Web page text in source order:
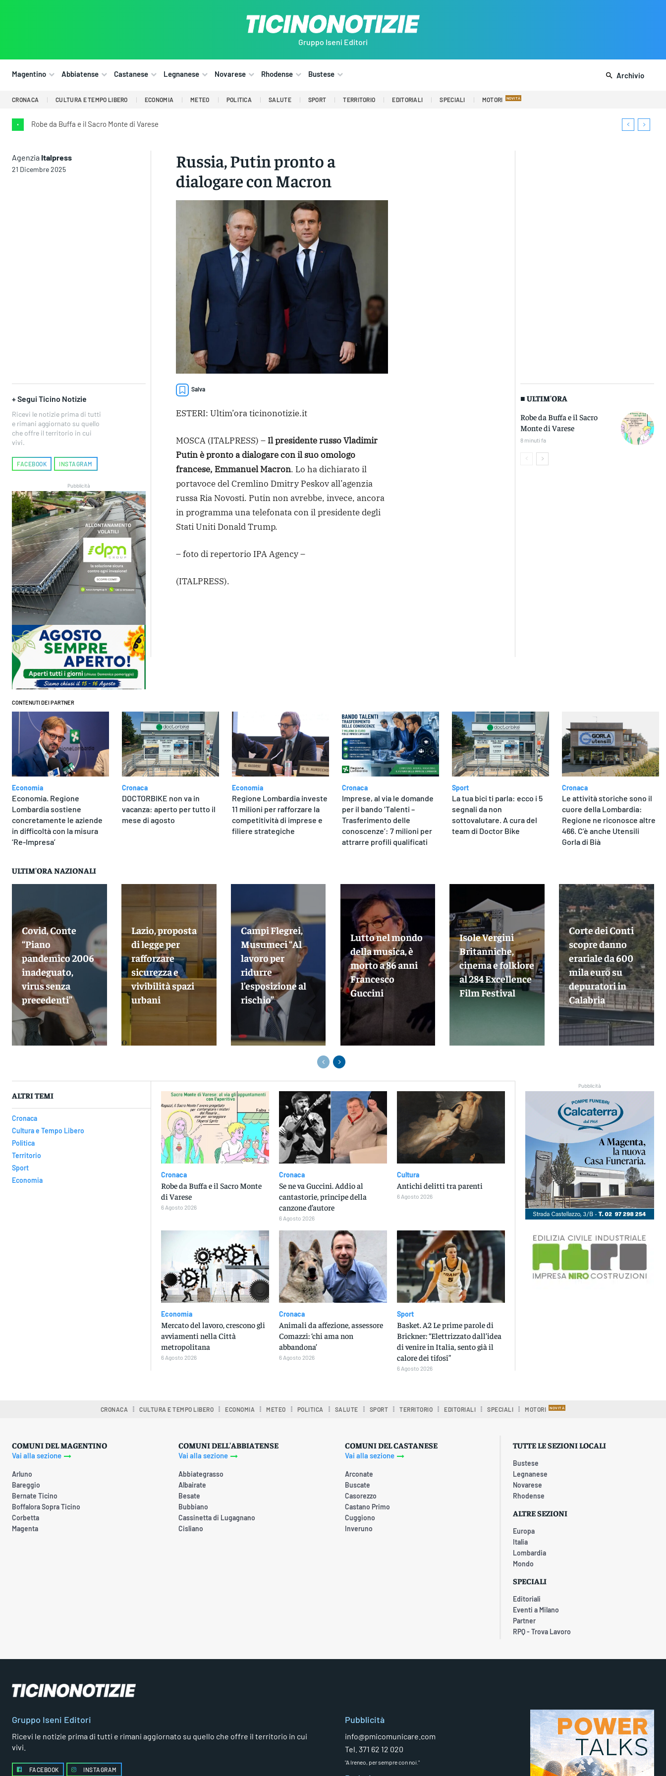
Gruppo Iseni Editori
Magentino Abbiatense Castanese Legnanese Novarese Rhodense Bustese Archivio
CRONACA CULTURA E TEMPO LIBERO ECONOMIA METEO POLITICA SALUTE SPORT TERRITORIO EDITORIALI SPECIALI MOTORI
• Robe da Buffa e il Sacro Monte di Varese
Agenzia Italpress
21 Dicembre 2025
Russia, Putin pronto a
dialogare con Macron
+ Segui Ticino Notizie
Ricevi le notizie prima di tutti
e rimani aggiornato su quello
che offre il territorio in cui
vivi.
FACEBOOK INSTAGRAM
Pubblicità
Salva
ESTERI: Ultim’ora ticinonotizie.it
MOSCA (ITALPRESS) – Il presidente russo Vladimir
Putin è pronto a dialogare con il suo omologo
francese, Emmanuel Macron. Lo ha dichiarato il
portavoce del Cremlino Dmitry Peskov all’agenzia
russa Ria Novosti. Putin non avrebbe, invece, ancora
in programma una telefonata con il presidente degli
Stati Uniti Donald Trump.
– foto di repertorio IPA Agency –
(ITALPRESS).
■ ULTIM'ORA
Robe da Buffa e il Sacro
Monte di Varese
8 minuti fa
CONTENUTI DEI PARTNER
Economia
Economia. Regione
Lombardia sostiene
concretamente le aziende
in difficoltà con la misura
‘Re-Impresa’
Cronaca
DOCTORBIKE non va in
vacanza: aperto per tutto il
mese di agosto
Economia
Regione Lombardia investe
11 milioni per rafforzare la
competitività di imprese e
filiere strategiche
Cronaca
Imprese, al via le domande
per il bando ‘Talenti –
Trasferimento delle
conoscenze’: 7 milioni per
attrarre profili qualificati
Sport
La tua bici ti parla: ecco i 5
segnali da non
sottovalutare. A cura del
team di Doctor Bike
Cronaca
Le attività storiche sono il
cuore della Lombardia:
Regione ne riconosce altre
466. C’è anche Utensili
Gorla di Bià
ULTIM'ORA NAZIONALI
Covid, Conte
“Piano
pandemico 2006
inadeguato,
virus senza
precedenti”
Lazio, proposta
di legge per
rafforzare
sicurezza e
vivibilità spazi
urbani
Campi Flegrei,
Musumeci “Al
lavoro per
ridurre
l’esposizione al
rischio”
Lutto nel mondo
della musica, è
morto a 86 anni
Francesco
Guccini
Isole Vergini
Britanniche,
cinema e folklore
al 284 Excellence
Film Festival
Corte dei Conti
scopre danno
erariale da 600
mila euro su
depuratori in
Calabria
ALTRI TEMI
Cronaca
Cultura e Tempo Libero
Politica
Territorio
Sport
Economia
Cronaca
Robe da Buffa e il Sacro Monte
di Varese
6 Agosto 2026
Cronaca
Se ne va Guccini. Addio al
cantastorie, principe della
canzone d’autore
6 Agosto 2026
Cultura
Antichi delitti tra parenti
6 Agosto 2026
Economia
Mercato del lavoro, crescono gli
avviamenti nella Città
metropolitana
6 Agosto 2026
Cronaca
Animali da affezione, assessore
Comazzi: ‘chi ama non
abbandona’
6 Agosto 2026
Sport
Basket. A2 Le prime parole di
Brickner: “Elettrizzato dall’idea
di venire in Italia, sento già il
calore dei tifosi”
6 Agosto 2026
Pubblicità
CRONACA CULTURA E TEMPO LIBERO ECONOMIA METEO POLITICA SALUTE SPORT TERRITORIO EDITORIALI SPECIALI MOTORI
COMUNI DEL MAGENTINO
Vai alla sezione
Arluno
Bareggio
Bernate Ticino
Boffalora Sopra Ticino
Corbetta
Magenta
COMUNI DELL'ABBIATENSE
Vai alla sezione
Abbiategrasso
Albairate
Besate
Bubbiano
Cassinetta di Lugagnano
Cisliano
COMUNI DEL CASTANESE
Vai alla sezione
Arconate
Buscate
Casorezzo
Castano Primo
Cuggiono
Inveruno
TUTTE LE SEZIONI LOCALI
Bustese
Legnanese
Novarese
Rhodense
ALTRE SEZIONI
Europa
Italia
Lombardia
Mondo
SPECIALI
Editoriali
Eventi a Milano
Partner
RPQ - Trova Lavoro
Gruppo Iseni Editori
Ricevi le notizie prima di tutti e rimani aggiornato su quello che offre il territorio in cui
vivi.
FACEBOOK INSTAGRAM
Pubblicità
info@pmicomunicare.com
Tel. 371 62 12 020
"A Ireneo, per sempre con noi."